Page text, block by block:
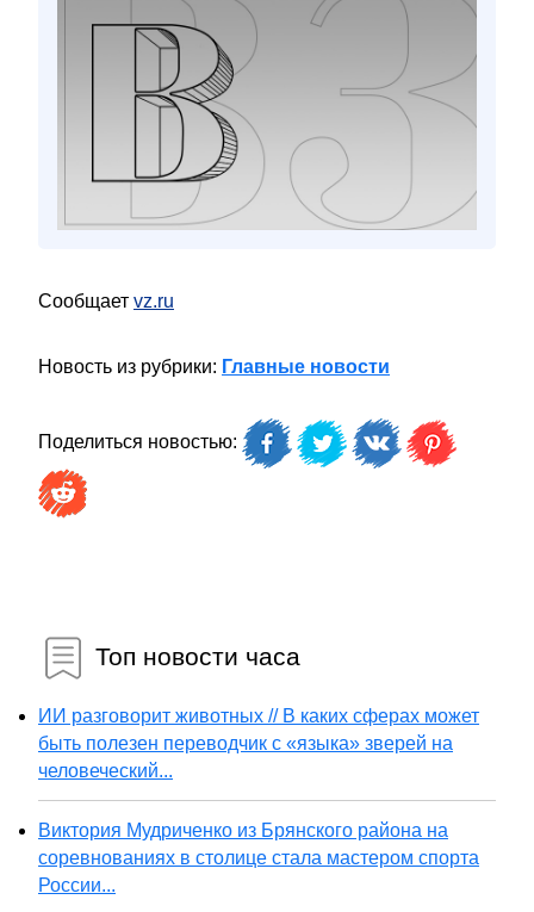
Сообщает vz.ru
Новость из рубрики: Главные новости
Поделиться новостью:
Топ новости часа
ИИ разговорит животных // В каких сферах может
быть полезен переводчик с «языка» зверей на
человеческий...
Виктория Мудриченко из Брянского района на
соревнованиях в столице стала мастером спорта
России...